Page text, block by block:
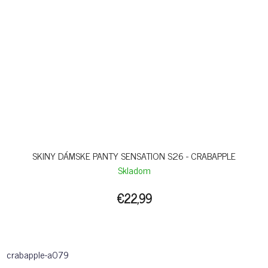
SKINY DÁMSKE PANTY SENSATION S26 - CRABAPPLE
Skladom
€22,99
crabapple-a079